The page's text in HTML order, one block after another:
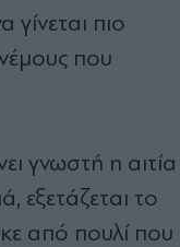
γίνεται πιο
που
γνωστή η αιτία
εξετάζεται το
από πουλί που